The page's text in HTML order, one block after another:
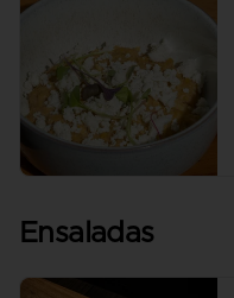
Ensaladas